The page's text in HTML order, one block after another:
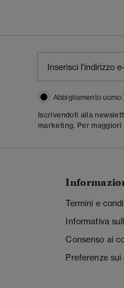
Abbigliamento uomo
Iscrivendoti alla
marketing. Per
Termini e
Informativa
Consenso ai
Preferenze